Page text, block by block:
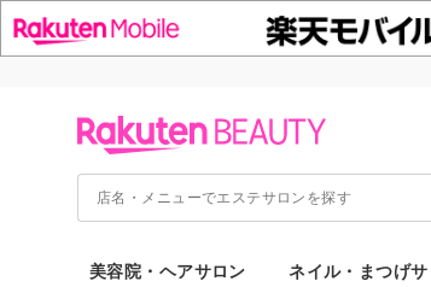
美容院・ヘアサロン ネイル・まつげ